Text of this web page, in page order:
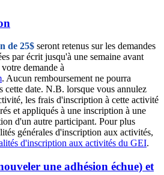
de 25$ seront retenus sur les demandes
par écrit jusqu'à une semaine avant
demande à
. Aucun remboursement ne pourra
cette date. N.B. lorsque vous annulez
les frais d'inscription à cette activité
et appliqués à une inscription à une
d'un autre participant. Pour plus
générales d'inscription aux activités,
d'inscription aux activités du GEI.
une adhésion échue) et